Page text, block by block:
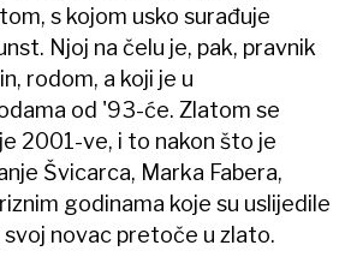
s kojom usko surađuje
Njoj na čelu je, pak, pravnik
rodom, a koji je u
od '93-će. Zlatom se
2001-ve, i to nakon što je
Švicarca, Marka Fabera,
godinama koje su uslijedile
novac pretoče u zlato.